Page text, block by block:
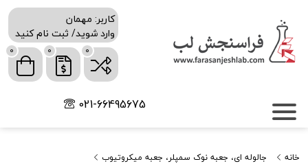
کاربر: مهمان
وارد شوید/ ثبت نام کنید
0 0 0
021-66495675
خانه
جالوله ای، جعبه نوک سمپلر، جعبه میکروتیوب